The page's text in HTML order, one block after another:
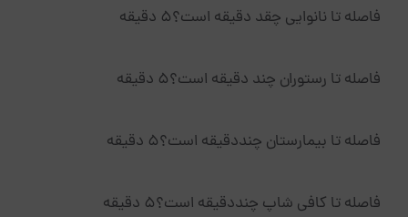
فاصله تا نانوایی چقد دقیقه است؟5 دقیقه
فاصله تا رستوران چند دقیقه است؟5 دقیقه
فاصله تا بیمارستان چنددقیقه است؟5 دقیقه
فاصله تا کافی شاپ چنددقیقه است؟5 دقیقه